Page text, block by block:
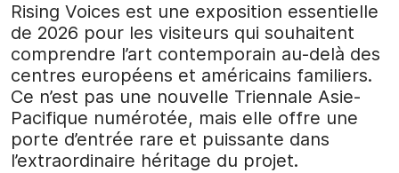
Rising Voices est une exposition essentielle
de 2026 pour les visiteurs qui souhaitent
comprendre l’art contemporain au-delà des
centres européens et américains familiers.
Ce n’est pas une nouvelle Triennale Asie-
Pacifique numérotée, mais elle offre une
porte d’entrée rare et puissante dans
l’extraordinaire héritage du projet.